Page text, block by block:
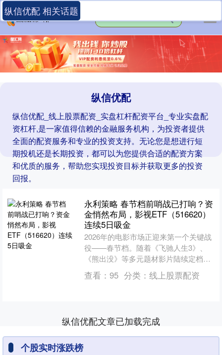
纵信优配
纵信优配_线上股票配资_实盘杠杆配资平台_专业实盘配
资杠杆,是一家值得信赖的金融服务机构，为投资者提供
全面的配资服务和专业的投资支持。无论您是想进行短
期投机还是长期投资，都可以为您提供合适的配资方案
和优质的服务，帮助您实现投资目标并获取更多的投资
回报。
纵信优配 相关话题
永利策略 春节档前哨战已打响？资
金悄然布局，影视ETF（516620）
连续5日吸金
2026年的电影市场正迎来第一个关键战
役——春节档。随着《飞驰人生3》、
《熊出没》等多元题材影片陆续定档，
影视板块在二级市场的“预热”似乎比荧
幕更早开始。一个值....
查看： 95 分类： 线上股票配资
纵信优配文章已加载完成
个股实时涨跌榜